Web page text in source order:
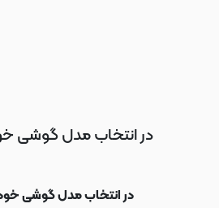
در انتخاب مدل گوشی
در انتخاب مدل گوشی